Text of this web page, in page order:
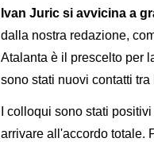
Ivan Juric si avvicina a
dalla nostra redazione,
Atalanta è il prescelto per
sono stati nuovi contatti
I colloqui sono stati
arrivare all'accordo totale.